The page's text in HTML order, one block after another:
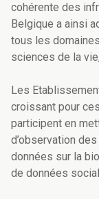
cohérente des
Belgique a ainsi
tous les
sciences de la
Les
croissant pour
participent en
d’observation
données sur la
de données